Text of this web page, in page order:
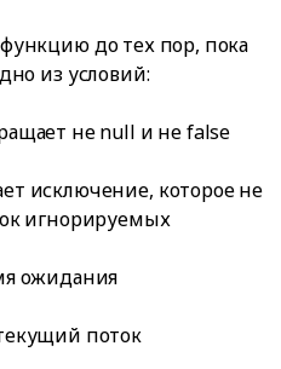
до тех пор, пока
из условий:
не null и не false
исключение, которое не
игнорируемых
ожидания
поток